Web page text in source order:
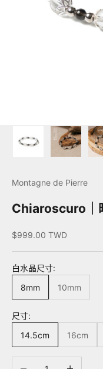
Montagne de Pierre
Chiaroscuro｜
促銷價
$999.00 TWD
白水晶尺寸:
8mm
10mm
尺寸:
14.5cm
16cm
增加數量